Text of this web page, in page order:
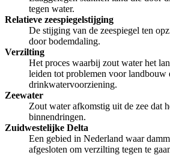
tegen water.
Relatieve zeespiegelstijging
De stijging van de zeespiegel ten
door bodemdaling.
Verzilting
Het proces waarbij zout water het
leiden tot problemen voor landbouw
drinkwatervoorziening.
Zeewater
Zout water afkomstig uit de zee dat
binnendringen.
Zuidwestelijke Delta
Een gebied in Nederland waar
afgesloten om verzilting tegen te